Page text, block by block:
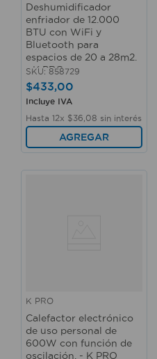
Deshumidificador
enfriador de 12.000
BTU con WiFi y
Bluetooth para
espacios de 20 a 28m2.
- K PRO
SKU: 858729
$433,00
Incluye IVA
Hasta 12x $36 08 sin interés
AGREGAR
K PRO
Calefactor electrónico
de uso personal de
600W con función de
oscilación. - K PRO